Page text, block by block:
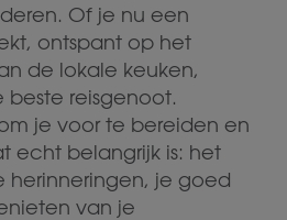
Of je nu een
ontspant op het
de lokale keuken,
beste reisgenoot.
je voor te bereiden en
echt belangrijk is: het
herinneringen, je goed
van je